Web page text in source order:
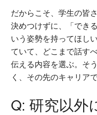
だからこそ、学生の皆
決めつけずに、「でき
いう姿勢を持ってほし
ていて、どこまで話す
伝える内容を選ぶ。そ
く、その先のキャリア
Q: 研究以外